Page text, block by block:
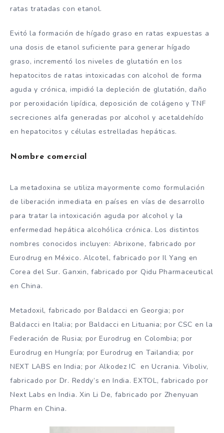
ratas tratadas con etanol.
Evitó la formación de hígado graso en ratas expuestas a
una dosis de etanol suficiente para generar hígado
graso, incrementó los niveles de glutatión en los
hepatocitos de ratas intoxicadas con alcohol de forma
aguda y crónica, impidió la depleción de glutatión, daño
por peroxidación lipídica, deposición de colágeno y TNF
secreciones alfa generadas por alcohol y acetaldehído
en hepatocitos y células estrelladas hepáticas.
Nombre comercial
La metadoxina se utiliza mayormente como formulación
de liberación inmediata en países en vías de desarrollo
para tratar la intoxicación aguda por alcohol y la
enfermedad hepática alcohólica crónica. Los distintos
nombres conocidos incluyen: Abrixone, fabricado por
Eurodrug en México. Alcotel, fabricado por Il Yang en
Corea del Sur. Ganxin, fabricado por Qidu Pharmaceutical
en China.
Metadoxil, fabricado por Baldacci en Georgia; por
Baldacci en Italia; por Baldacci en Lituania; por CSC en la
Federación de Rusia; por Eurodrug en Colombia; por
Eurodrug en Hungría; por Eurodrug en Tailandia; por
NEXT LABS en India; por Alkodez ІС en Ucrania. Viboliv,
fabricado por Dr. Reddy’s en India. EXTOL, fabricado por
Next Labs en India. Xin Li De, fabricado por Zhenyuan
Pharm en China.